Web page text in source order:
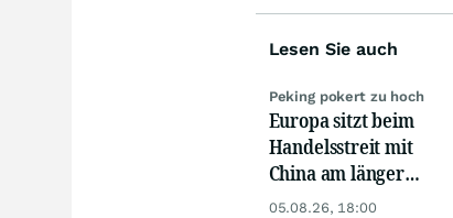
Lesen Sie auch
Peking pokert zu hoch
Europa sitzt beim
Handelsstreit mit
China am längeren
Hebel
05.08.26, 18:00